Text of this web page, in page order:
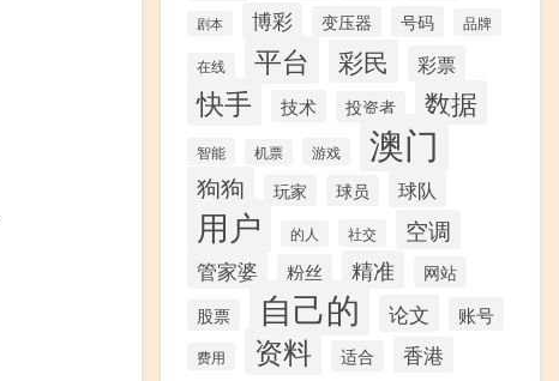
剧本 博彩 变压器 号码 品牌
在线 平台 彩民 彩票
快手 技术 投资者 数据
智能 机票 游戏 澳门
狗狗 玩家 球员 球队
用户 的人 社交 空调
管家婆 粉丝 精准
网站
股票
自己的 论文 账号
费用 资料 适合 香港